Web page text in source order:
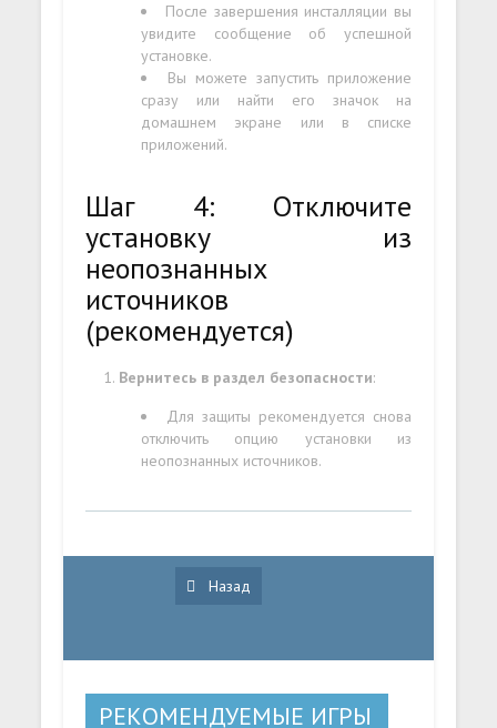
После завершения инсталляции вы
увидите сообщение об успешной
установке.
Вы можете запустить приложение
сразу или найти его значок на
домашнем экране или в списке
приложений.
Шаг 4: Отключите
установку из
неопознанных
источников
(рекомендуется)
Вернитесь в раздел безопасности:
Для защиты рекомендуется снова
отключить опцию установки из
неопознанных источников.
Назад
РЕКОМЕНДУЕМЫЕ ИГРЫ